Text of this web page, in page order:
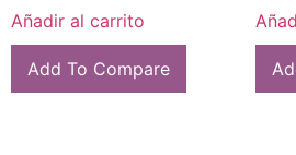
Añadir al carrito
Add To Compare